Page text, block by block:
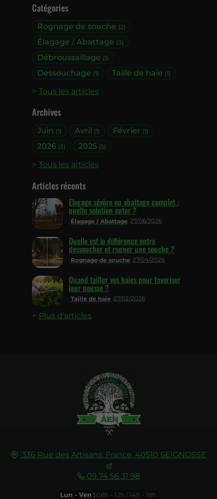
Catégories
Rognage de souche (2)
Élagage / Abattage (3)
Débroussaillage (1)
Dessouchage (1) Taille de haie (1)
Tous les articles
Archives
Juin (1) Avril (1) Février (1)
2026 (3) 2025 (5)
Tous les articles
Articles récents
Élagage / Abattage 27/06/2026
Élagage sévère ou abattage complet :
quelle solution opter ?
Rognage de souche 27/04/2026
Quelle est la différence entre
dessoucher et rogner une souche ?
Taille de haie 27/02/2026
Quand tailler vos haies pour favoriser
leur pousse ?
Plus d'articles
336 Rue des Artisans, France, 40510 SEIGNOSSE
09 74 56 31 98
Lun - Ven : 08h - 12h / 14h - 18h